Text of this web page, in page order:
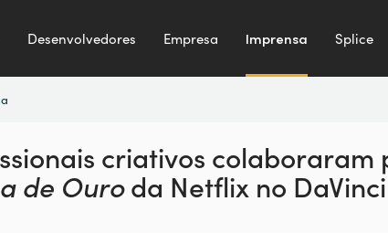
Desenvolvedores Empresa Imprensa Splice
criativos colaboraram
de Ouroda Netflix no